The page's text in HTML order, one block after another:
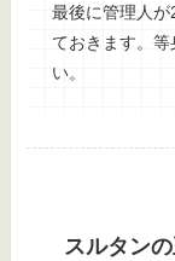
最後に管理人
ておきます。
い。
スルタン